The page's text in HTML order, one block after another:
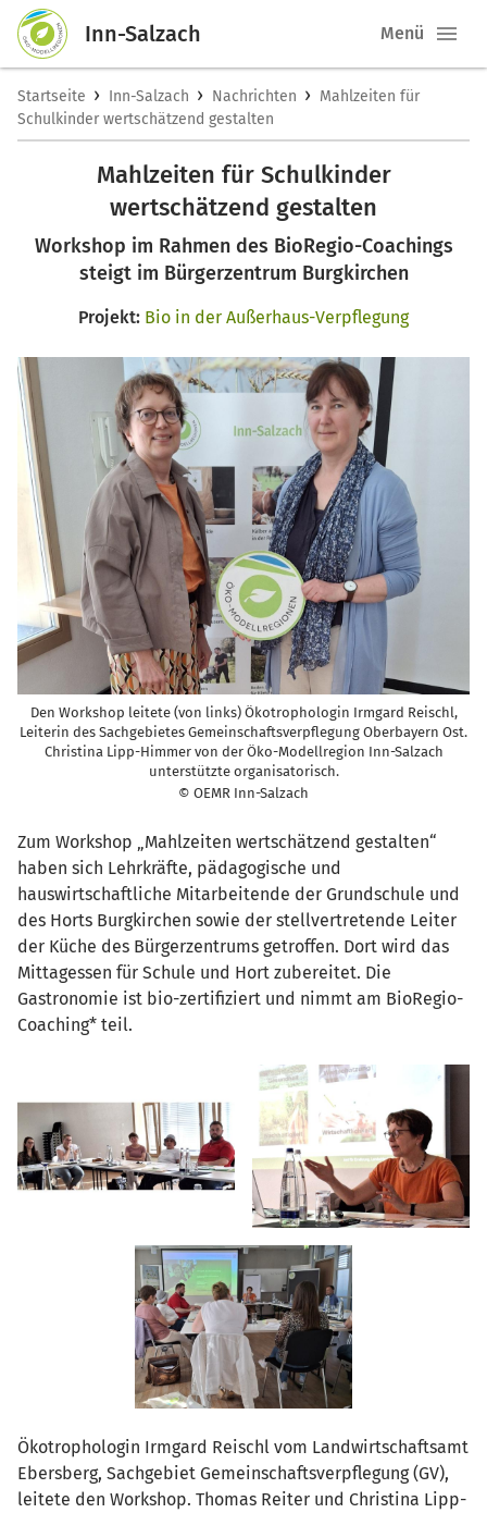
Inn-Salzach Menü
Startseite › Inn-Salzach › Nachrichten › Mahlzeiten für
Schulkinder wertschätzend gestalten
Mahlzeiten für Schulkinder
wertschätzend gestalten
Workshop im Rahmen des BioRegio-Coachings
steigt im Bürgerzentrum Burgkirchen
Projekt: Bio in der Außerhaus-Verpflegung
Den Workshop leitete (von links) Ökotrophologin Irmgard Reischl,
Leiterin des Sachgebietes Gemeinschaftsverpflegung Oberbayern Ost.
Christina Lipp-Himmer von der Öko-Modellregion Inn-Salzach
unterstützte organisatorisch.
© OEMR Inn-Salzach
Zum Workshop „Mahlzeiten wertschätzend gestalten“
haben sich Lehrkräfte, pädagogische und
hauswirtschaftliche Mitarbeitende der Grundschule und
des Horts Burgkirchen sowie der stellvertretende Leiter
der Küche des Bürgerzentrums getroffen. Dort wird das
Mittagessen für Schule und Hort zubereitet. Die
Gastronomie ist bio-zertifiziert und nimmt am BioRegio-
Coaching* teil.
Ökotrophologin Irmgard Reischl vom Landwirtschaftsamt
Ebersberg, Sachgebiet Gemeinschaftsverpflegung (GV),
leitete den Workshop. Thomas Reiter und Christina Lipp-